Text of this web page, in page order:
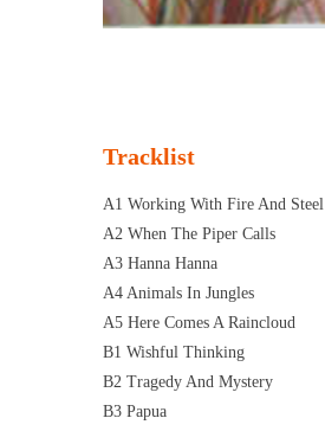
Tracklist
A1 Working With Fire And Steel
A2 When The Piper Calls
A3 Hanna Hanna
A4 Animals In Jungles
A5 Here Comes A Raincloud
B1 Wishful Thinking
B2 Tragedy And Mystery
B3 Papua